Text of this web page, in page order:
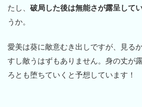
たし、 破局した後は無能さが露呈して
うか。
愛美は葵に敵意むき出しですが、見る
すし敵うはずもありません。身の丈が
ろとも堕ちていくと予想しています！